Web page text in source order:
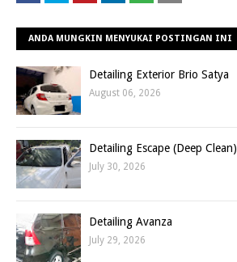
ANDA MUNGKIN MENYUKAI POSTINGAN INI
Detailing Exterior Brio Satya
August 06, 2026
Detailing Escape (Deep Clean)
July 30, 2026
Detailing Avanza
July 29, 2026